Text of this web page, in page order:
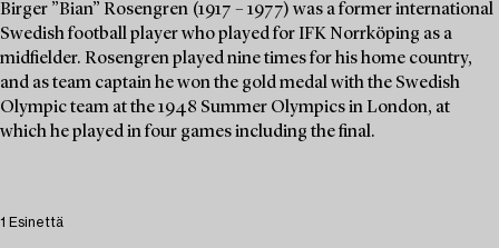
Birger ”Bian” Rosengren (1917 – 1977) was a former international
Swedish football player who played for IFK Norrköping as a
midfielder. Rosengren played nine times for his home country,
and as team captain he won the gold medal with the Swedish
Olympic team at the 1948 Summer Olympics in London, at
which he played in four games including the final.
1 Esinettä